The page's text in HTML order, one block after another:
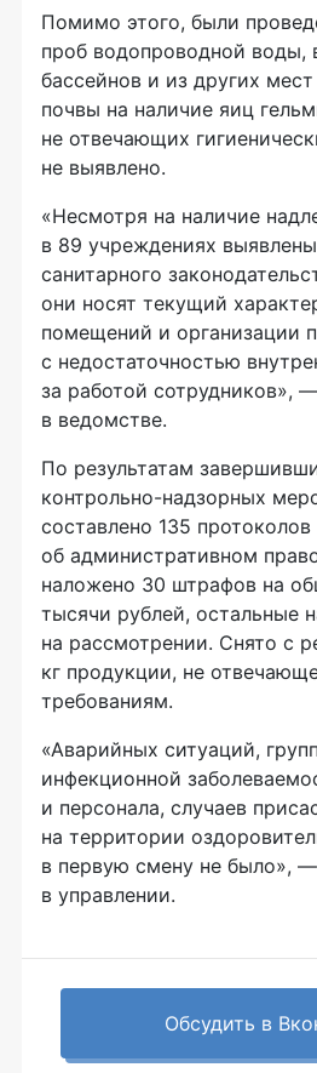
Помимо этого, были
проб водопроводной воды,
бассейнов и из других
почвы на наличие яиц
не отвечающих
не выявлено.
«Несмотря на наличие
в 89 учреждениях
санитарного
они носят текущий
помещений и организации
с недостаточностью
за работой сотрудников»,
в ведомстве.
По результатам
контрольно-надзорных
составлено 135 протоколов
об административном
наложено 30 штрафов на
тысячи рублей, остальные
на рассмотрении. Снято с
кг продукции, не
требованиям.
«Аварийных ситуаций,
инфекционной
и персонала, случаев
на территории
в первую смену не было»,
в управлении.
Обсудить в